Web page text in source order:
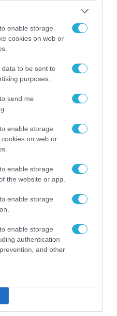
enable storage
cookies on web or
to be sent to
purposes.
send me
enable storage
on web or
enable storage
the website or app.
enable storage
enable storage
authentication
and other
Δείτε το πριν & το
τους (βίντεο)
από χτύπημα με
Σοκαρισμένος
στιγμή (βίντεο)